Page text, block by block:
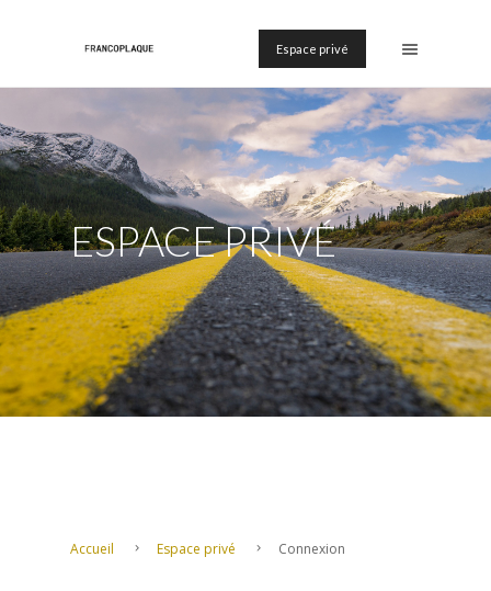
Espace privé
ESPACE PRIVÉ
Accueil Espace privé Connexion